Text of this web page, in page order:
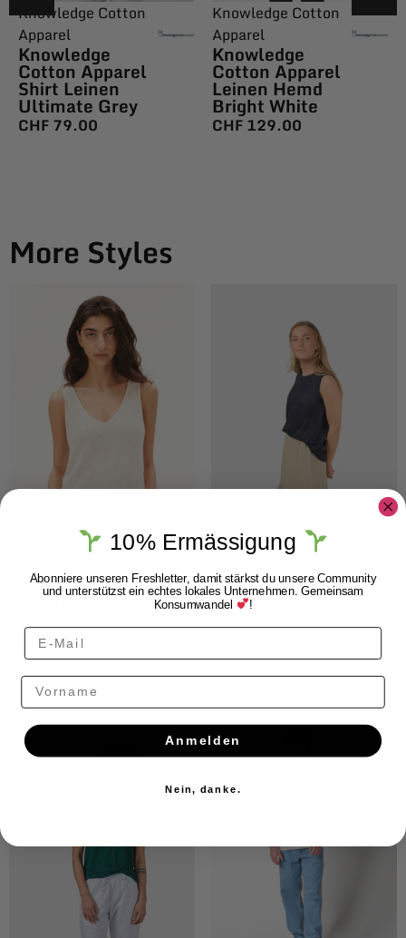
Knowledge Cotton
Apparel
Knowledge
Cotton Apparel
Shirt Leinen
Ultimate Grey
CHF 79.00
Knowledge Cotton
Apparel
Knowledge
Cotton Apparel
Leinen Hemd
Bright White
CHF129.00
More Styles
Armedangels
Armedangels
Leinen Mix
Stricktop undyed
CHF89.00
Klitmøller
Klitmøller Dee
Tank Top Leinen
Navy
10% Ermässigung
Abonniere unseren Freshletter, damit stärkst du unsere Community
und unterstützst ein echtes lokales Unternehmen. Gemeinsam
Konsumwandel !
Vorname
Anmelden
Nein, danke.